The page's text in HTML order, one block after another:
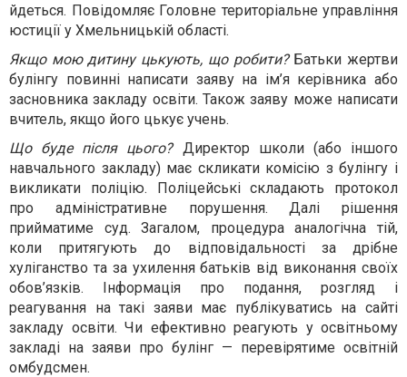
йдеться. Повідомляє Головне територіальне управління
юстиції у Хмельницькій області.
Якщо мою дитину цькують, що робити?Батьки жертви
булінгу повинні написати заяву на ім’я керівника або
засновника закладу освіти. Також заяву може написати
вчитель, якщо його цькує учень.
Що буде після цього?Директор школи (або іншого
навчального закладу) має скликати комісію з булінгу і
викликати поліцію. Поліцейські складають протокол
про адміністративне порушення. Далі рішення
прийматиме суд. Загалом, процедура аналогічна тій,
коли притягують до відповідальності за дрібне
хуліганство та за ухилення батьків від виконання своїх
обов’язків. Інформація про подання, розгляд і
реагування на такі заяви має публікуватись на сайті
закладу освіти. Чи ефективно реагують у освітньому
закладі на заяви про булінг — перевірятиме освітній
омбудсмен.